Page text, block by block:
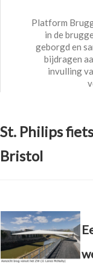
Platform
in de
geborgd en
bijdragen
invulling
St. Philips
Bristol